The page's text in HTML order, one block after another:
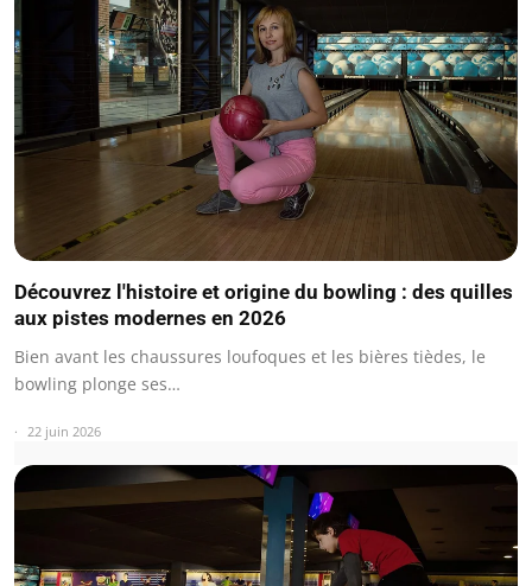
Découvrez l'histoire et origine du bowling : des quilles
aux pistes modernes en 2026
Bien avant les chaussures loufoques et les bières tièdes, le
bowling plonge ses…
22 juin 2026